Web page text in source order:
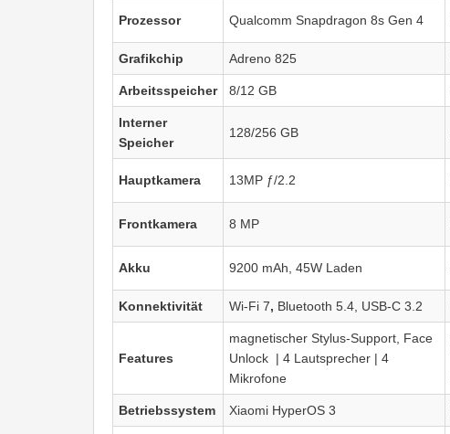
Prozessor Qualcomm Snapdragon 8s Gen 4
Grafikchip Adreno 825
Arbeitsspeicher 8/12 GB
Interner
Speicher
128/256 GB
Hauptkamera 13MP ƒ/2.2
Frontkamera 8 MP
Akku 9200 mAh, 45W Laden
Konnektivität Wi-Fi 7, Bluetooth 5.4, USB-C 3.2
Features
magnetischer Stylus-Support, Face
Unlock | 4 Lautsprecher | 4
Mikrofone
Betriebssystem Xiaomi HyperOS 3